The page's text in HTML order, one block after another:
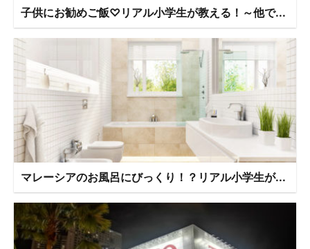
子供にお勧めご飯♡リアル小学生が教える！～他で...
マレーシアのお風呂にびっくり！？リアル小学生が...